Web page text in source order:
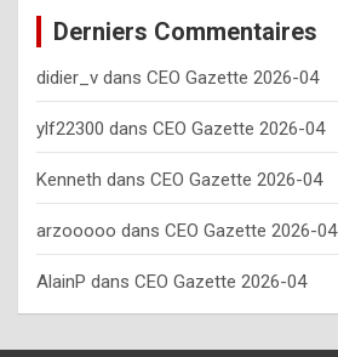
e
y
o
u
s
h
o
Derniers Commentaires
didier_v dans CEO Gazette 2026-04
ylf22300 dans CEO Gazette 2026-04
Kenneth dans CEO Gazette 2026-04
arzooooo dans CEO Gazette 2026-04
AlainP dans CEO Gazette 2026-04